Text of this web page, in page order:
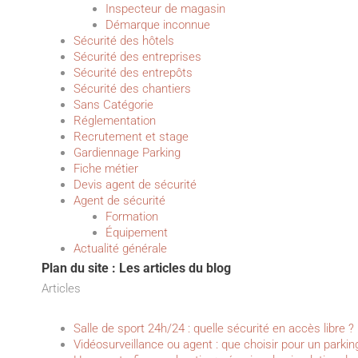
Inspecteur de magasin
Démarque inconnue
Sécurité des hôtels
Sécurité des entreprises
Sécurité des entrepôts
Sécurité des chantiers
Sans Catégorie
Réglementation
Recrutement et stage
Gardiennage Parking
Fiche métier
Devis agent de sécurité
Agent de sécurité
Formation
Équipement
Actualité générale
Plan du site : Les articles du blog
Articles
Salle de sport 24h/24 : quelle sécurité en accès libre ?
Vidéosurveillance ou agent : que choisir pour un